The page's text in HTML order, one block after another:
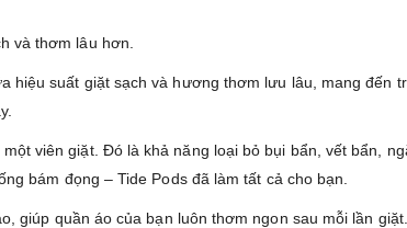
và thơm lâu hơn.
hiệu suất giặt sạch và hương thơm lưu lâu, mang đến
viên giặt. Đó là khả năng loại bỏ bụi bẩn, vết bẩn,
bám đọng – Tide Pods đã làm tất cả cho bạn.
giúp quần áo của bạn luôn thơm ngon sau mỗi lần